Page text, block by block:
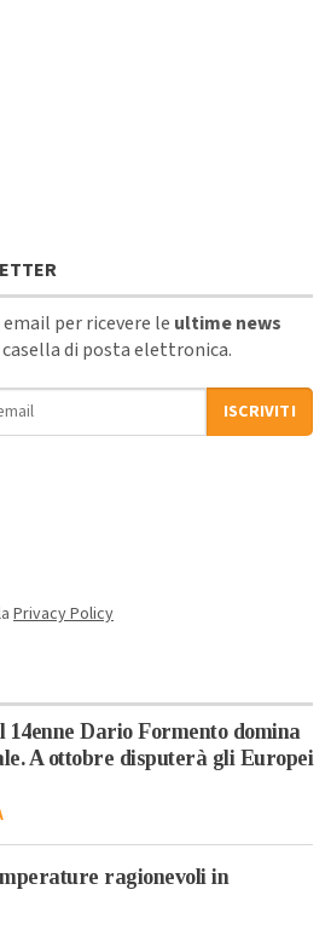
per ricevere le ultime news
di posta elettronica.
ISCRIVITI
Privacy Policy
Dario Formento domina
A ottobre disputerà gli Europei
ragionevoli in